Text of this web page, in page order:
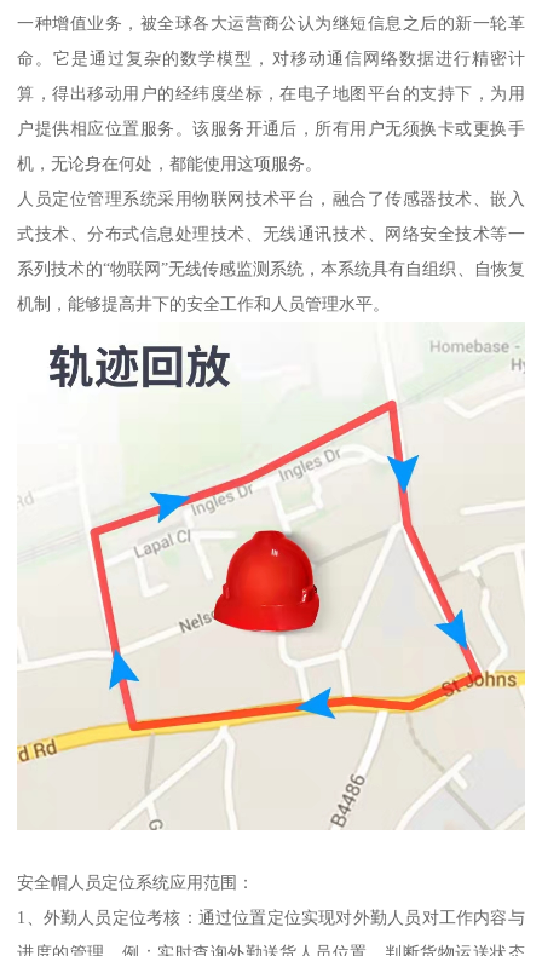
一种增值业务，被全球各大运营商公认为继短信息之后的新一轮革
命。它是通过复杂的数学模型，对移动通信网络数据进行精密计
算，得出移动用户的经纬度坐标，在电子地图平台的支持下，为用
户提供相应位置服务。该服务开通后，所有用户无须换卡或更换手
机，无论身在何处，都能使用这项服务。
人员定位管理系统采用物联网技术平台，融合了传感器技术、嵌入
式技术、分布式信息处理技术、无线通讯技术、网络安全技术等一
系列技术的“物联网”无线传感监测系统，本系统具有自组织、自恢复
机制，能够提高井下的安全工作和人员管理水平。
安全帽人员定位系统应用范围：
1、外勤人员定位考核：通过位置定位实现对外勤人员对工作内容与
进度的管理，例：实时查询外勤送货人员位置，判断货物运送状态